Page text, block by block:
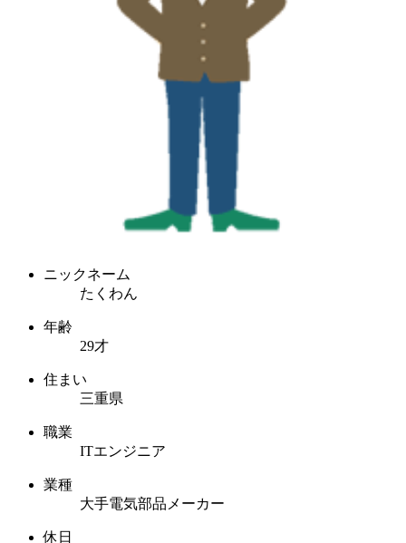
ニックネーム
たくわん
年齢
29才
住まい
三重県
職業
ITエンジニア
業種
大手電気部品メーカー
休日